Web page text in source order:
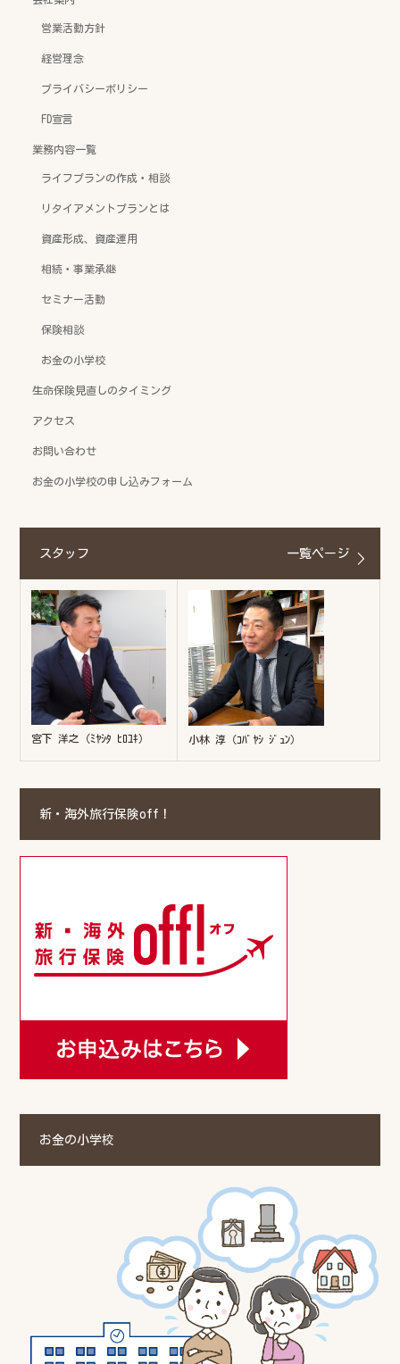
営業活動方針
経営理念
プライバシーポリシー
FD宣言
業務内容一覧
ライフプランの作成・相談
リタイアメントプランとは
資産形成、資産運用
相続・事業承継
セミナー活動
保険相談
お金の小学校
生命保険見直しのタイミング
アクセス
お問い合わせ
お金の小学校の申し込みフォーム
スタッフ 一覧ページ
宮下 洋之（ﾐﾔｼﾀ ﾋﾛﾕｷ） 小林 淳（ｺﾊﾞﾔｼ ｼﾞｭﾝ）
新・海外旅行保険off！
お金の小学校